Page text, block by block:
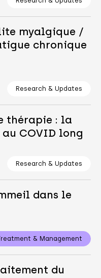
myalgique /
chronique
Research & Updates
thérapie : la
COVID long
Research & Updates
dans le
& Management
du